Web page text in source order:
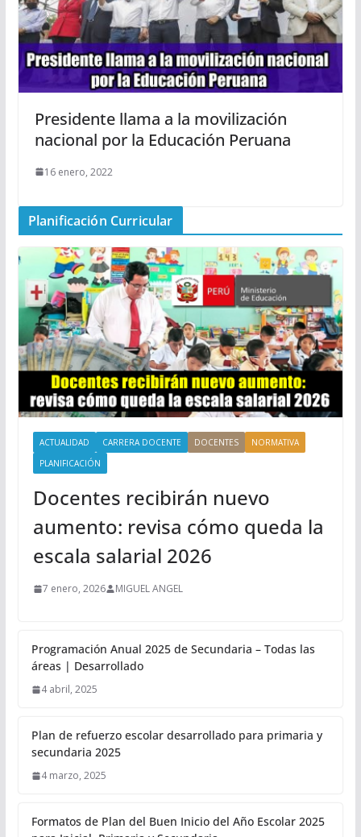
Presidente llama a la movilización
nacional por la Educación Peruana
16 enero, 2022
Planificación Curricular
ACTUALIDAD CARRERA DOCENTE DOCENTES
NORMATIVA
PLANIFICACIÓN
Docentes recibirán nuevo
aumento: revisa cómo queda la
escala salarial 2026
7 enero, 2026 MIGUEL ANGEL
Programación Anual 2025 de Secundaria – Todas las
áreas | Desarrollado
4 abril, 2025
Plan de refuerzo escolar desarrollado para primaria y
secundaria 2025
4 marzo, 2025
Formatos de Plan del Buen Inicio del Año Escolar 2025